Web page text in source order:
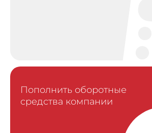
Пополнить оборотные
средства компании